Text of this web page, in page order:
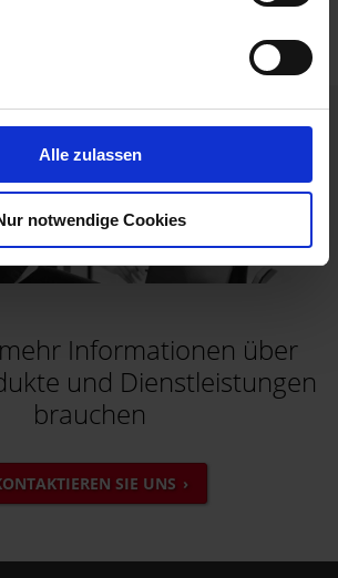
Alle zulassen
notwendige Cookies
Informationen über
und Dienstleistungen
brauchen
SIE UNS